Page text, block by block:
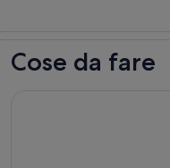
Cose da fare